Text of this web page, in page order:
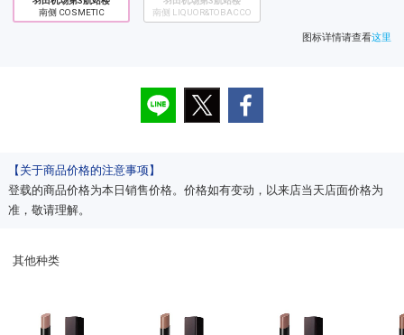
南侧 COSMETIC
南侧 LIQUOR&TOBACCO
图标详情请查看这里
【关于商品价格的注意事项】
登载的商品价格为本日销售价格。价格如有变动，以来店当天店面价格为
准，敬请理解。
其他种类